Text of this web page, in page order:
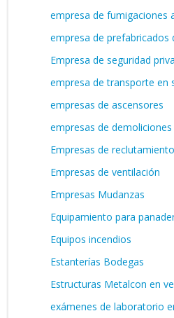
empresa de fumigaciones
empresa de prefabricados
Empresa de seguridad
empresa de transporte en
empresas de ascensores
empresas de demoliciones
Empresas de reclutamiento
Empresas de ventilación
Empresas Mudanzas
Equipamiento para
Equipos incendios
Estanterías Bodegas
Estructuras Metalcon en
exámenes de laboratorio